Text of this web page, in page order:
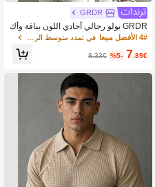
GRDR
GRDR بولو رجالي أحادي اللون بياقة وأك
مام قصيرة مصنوع من الأقمشة المحبوكة
4# الأفضل مبيعا
7 .89€
%5-
8.33€